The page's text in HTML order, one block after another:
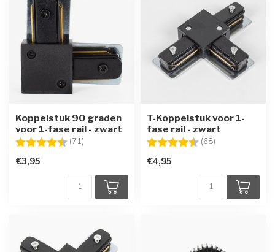
Koppelstuk 90 graden
voor 1-fase rail - zwart
Beoordeling: (71)
€3,95
T-Koppelstuk voor 1-
fase rail - zwart
Beoordeling: (68)
€4,95